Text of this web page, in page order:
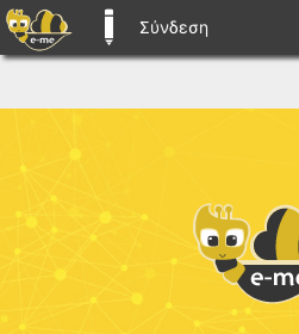
E-ME BLOGS
Σύνδεση